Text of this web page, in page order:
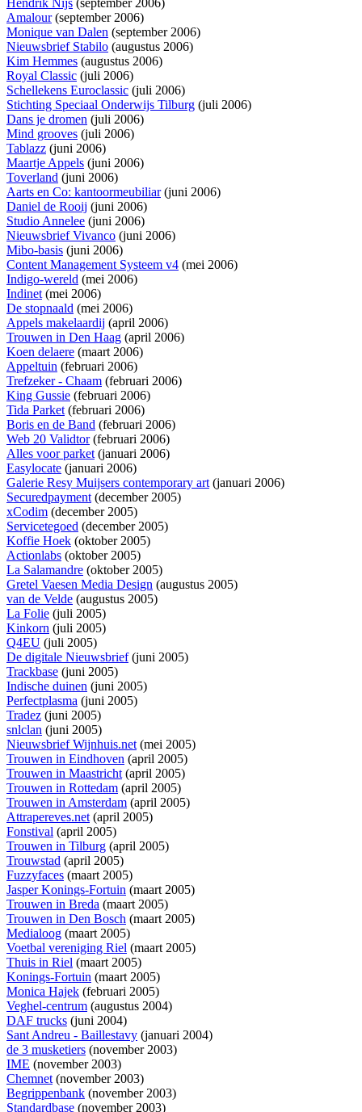
Hendrik Nijs (september 2006)
Amalour(september 2006)
Monique van Dalen (september 2006)
Nieuwsbrief Stabilo (augustus 2006)
Kim Hemmes (augustus 2006)
Royal Classic (juli 2006)
Schellekens Euroclassic (juli 2006)
Stichting Speciaal Onderwijs Tilburg (juli 2006)
Dans je dromen (juli 2006)
Mind grooves (juli 2006)
Tablazz (juni 2006)
Maartje Appels (juni 2006)
Toverland (juni 2006)
Aarts en Co: kantoormeubiliar(juni 2006)
Daniel de Rooij (juni 2006)
Studio Annelee (juni 2006)
Nieuwsbrief Vivanco (juni 2006)
Mibo-basis (juni 2006)
Content Management Systeem v4 (mei 2006)
Indigo-wereld (mei 2006)
Indinet(mei 2006)
De stopnaald (mei 2006)
Appels makelaardij (april 2006)
Trouwen in Den Haag (april 2006)
Koen delaere (maart 2006)
Appeltuin (februari 2006)
Trefzeker - Chaam (februari 2006)
King Gussie (februari 2006)
Tida Parket(februari 2006)
Boris en de Band (februari 2006)
Web 20 Validtor(februari 2006)
Alles voor parket(januari 2006)
Easylocate (januari 2006)
Galerie Resy Muijsers contemporary art(januari 2006)
Securedpayment(december 2005)
xCodim (december 2005)
Servicetegoed (december 2005)
Koffie Hoek (oktober 2005)
Actionlabs (oktober 2005)
La Salamandre (oktober 2005)
Gretel Vaesen Media Design (augustus 2005)
van de Velde (augustus 2005)
La Folie (juli 2005)
Kinkorn (juli 2005)
Q4EU (juli 2005)
De digitale Nieuwsbrief(juni 2005)
Trackbase (juni 2005)
Indische duinen (juni 2005)
Perfectplasma (juni 2005)
Tradez (juni 2005)
snlclan (juni 2005)
Nieuwsbrief Wijnhuis.net(mei 2005)
Trouwen in Eindhoven (april 2005)
Trouwen in Maastricht(april 2005)
Trouwen in Rottedam (april 2005)
Trouwen in Amsterdam (april 2005)
Attrapereves.net(april 2005)
Fonstival (april 2005)
Trouwen in Tilburg (april 2005)
Trouwstad (april 2005)
Fuzzyfaces (maart 2005)
Jasper Konings-Fortuin (maart 2005)
Trouwen in Breda (maart 2005)
Trouwen in Den Bosch (maart 2005)
Medialoog (maart 2005)
Voetbal vereniging Riel (maart 2005)
Thuis in Riel (maart 2005)
Konings-Fortuin (maart 2005)
Monica Hajek (februari 2005)
Veghel-centrum (augustus 2004)
DAF trucks (juni 2004)
Sant Andreu - Baillestavy (januari 2004)
de 3 musketiers (november 2003)
IME (november 2003)
Chemnet(november 2003)
Begrippenbank (november 2003)
Standardbase (november 2003)